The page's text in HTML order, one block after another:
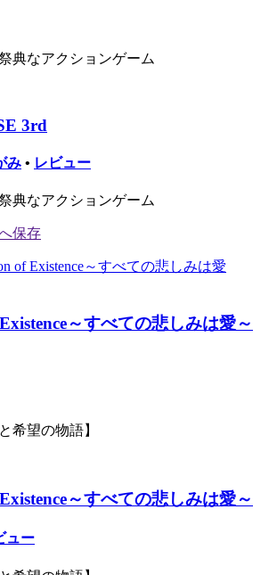
典なアクションゲーム
3rd
み • レビュー
典なアクションゲーム
～すべての悲しみは愛～
希望の物語】
～すべての悲しみは愛～
ュー